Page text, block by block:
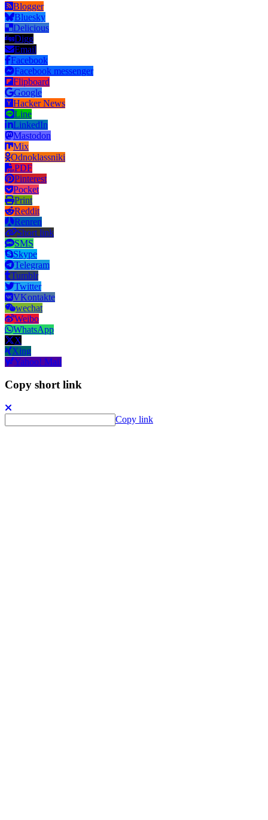
Blogger
Bluesky
Delicious
Digg
Email
Facebook
Facebook messenger
Flipboard
Google
Hacker News
Line
LinkedIn
Mastodon
Mix
Odnoklassniki
PDF
Pinterest
Pocket
Print
Reddit
Renren
Short link
SMS
Skype
Telegram
Tumblr
Twitter
VKontakte
wechat
Weibo
WhatsApp
X
Xing
Yahoo! Mail
Copy short link
Copy link